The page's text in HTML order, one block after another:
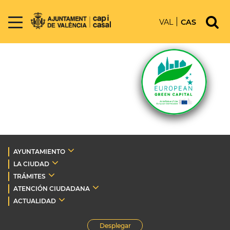
VAL CAS
AYUNTAMIENTO
LA CIUDAD
TRÁMITES
ATENCIÓN CIUDADANA
ACTUALIDAD
Desplegar